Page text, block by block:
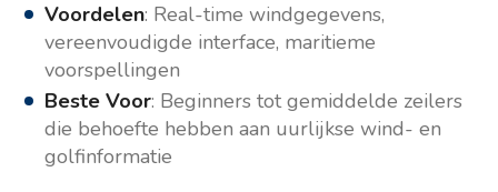
Voordelen: Real-time windgegevens,
vereenvoudigde interface, maritieme
voorspellingen
Beste Voor: Beginners tot gemiddelde zeilers
die behoefte hebben aan uurlijkse wind- en
golfinformatie